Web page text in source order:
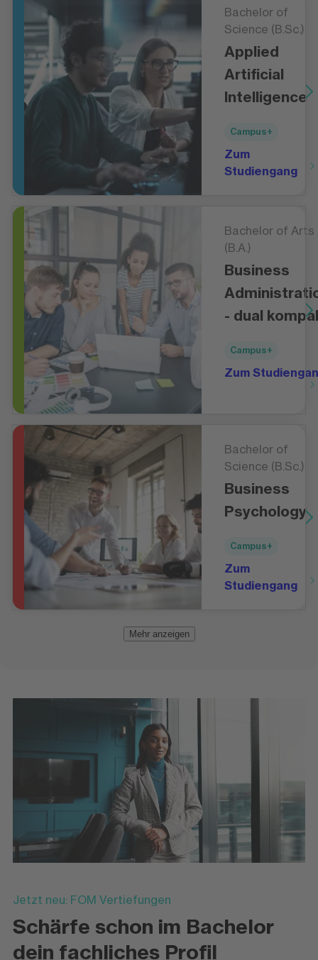
Bachelor of
Science (B.Sc.)
Applied
Artificial
Intelligence
Campus+
Zum
Studiengang
Bachelor of Arts
(B.A.)
Business
- dual
Campus+
Zum
Bachelor of
Science (B.Sc.)
Business
Psychology
Campus+
Zum
Studiengang
Mehr anzeigen
Jetzt neu: FOM Vertiefungen
Schärfe schon im Bachelor
dein fachliches Profil